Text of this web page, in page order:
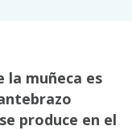
la muñeca es
produce en el